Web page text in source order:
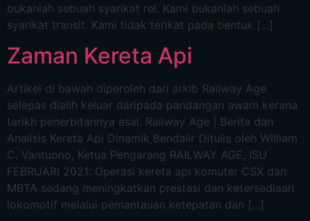
bukanlah sebuah syarikat rel. Kami bukanlah sebuah
syarikat transit. Kami tidak terikat pada bentuk [...]
Zaman Kereta Api
Artikel di bawah diperoleh dari arkib Railway Age
selepas dialih keluar daripada pandangan awam kerana
tarikh penerbitannya asal. Railway Age | Berita dan
Analisis Kereta Api Dinamik Bendalir Ditulis oleh William
C. Vantuono, Ketua Pengarang RAILWAY AGE, ISU
FEBRUARI 2021: Operasi kereta api komuter CSX dan
MBTA sedang meningkatkan prestasi dan ketersediaan
lokomotif melalui pemantauan ketepatan dan [...]